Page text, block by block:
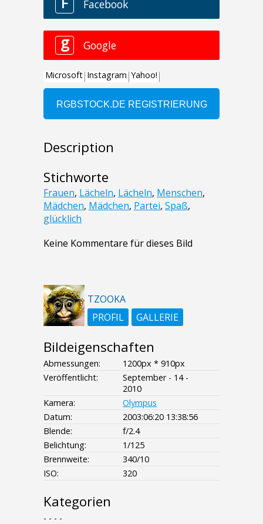
Description
Stichworte
Frauen, Lächeln, Lächeln, Menschen,
Mädchen, Mädchen, Partei, Spaß,
glücklich
Keine Kommentare für dieses Bild
TZOOKA
PROFIL
GALLERIE
Bildeigenschaften
Abmessungen:
1200px * 910px
Veröffentlicht:
September - 14 -
2010
Kamera:
Olympus
Datum:
2003:06:20 13:38:56
Blende:
f/2.4
Belichtung:
1/125
Brennweite:
340/10
ISO:
320
Kategorien
- - - -